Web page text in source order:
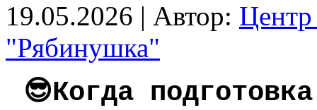
19.05.2026 | Автор: Центр
"Рябинушка"
😎Когда